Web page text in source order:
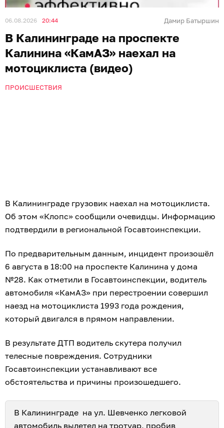
06.08.2026 20:44 Дамир Батыршин
В Калининграде на проспекте
Калинина «КамАЗ» наехал на
мотоциклиста (видео)
ПРОИСШЕСТВИЯ
В Калининграде грузовик наехал на мотоциклиста.
Об этом «Клопс» сообщили очевидцы. Информацию
подтвердили в региональной Госавтоинспекции.
По предварительным данным, инцидент произошёл
6 августа в 18:00 на проспекте Калинина у дома
№28. Как отметили в Госавтоинспекции, водитель
автомобиля «КамАЗ» при перестроении совершил
наезд на мотоциклиста 1993 года рождения,
который двигался в прямом направлении.
В результате ДТП водитель скутера получил
телесные повреждения. Сотрудники
Госавтоинспекции устанавливают все
обстоятельства и причины произошедшего.
В Калининграде на ул. Шевченко легковой
автомобиль вылетел на тротуар, пробив